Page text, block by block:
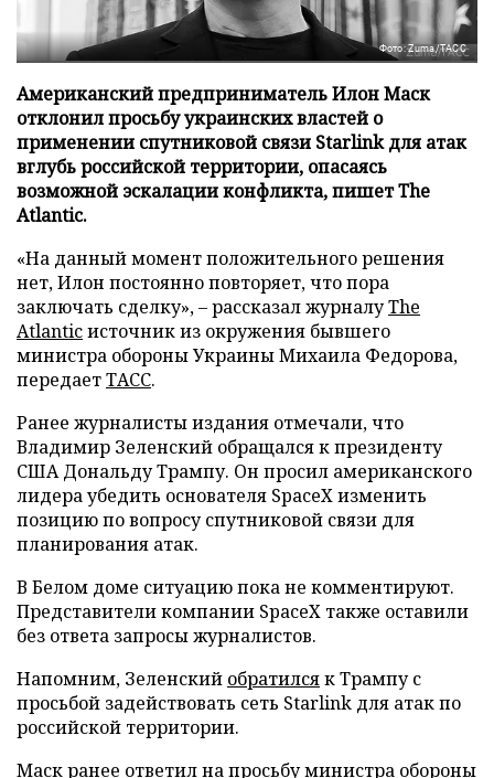
Фото: Zuma/ТАСС
Американский предприниматель Илон Маск
отклонил просьбу украинских властей о
применении спутниковой связи Starlink для атак
вглубь российской территории, опасаясь
возможной эскалации конфликта, пишет The
Atlantic.
«На данный момент положительного решения
нет, Илон постоянно повторяет, что пора
заключать сделку», – рассказал журналуThe
Atlanticисточник из окружения бывшего
министра обороны Украины Михаила Федорова,
передаетТАСС.
Ранее журналисты издания отмечали, что
Владимир Зеленский обращался к президенту
США Дональду Трампу. Он просил американского
лидера убедить основателя SpaceX изменить
позицию по вопросу спутниковой связи для
планирования атак.
В Белом доме ситуацию пока не комментируют.
Представители компании SpaceX также оставили
без ответа запросы журналистов.
Напомним, Зеленский обратилсяк Трампу с
просьбой задействовать сеть Starlink для атак по
российской территории.
Маск ранее ответилна просьбу министра обороны